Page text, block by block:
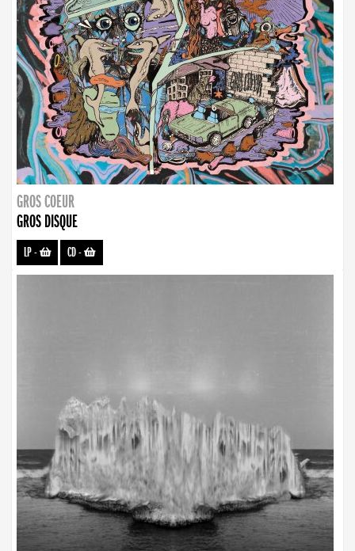
GROS COEUR
GROS DISQUE
LP- CD-